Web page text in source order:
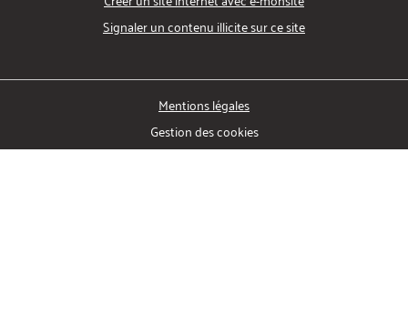
Signaler un contenu illicite sur ce site
Mentions légales
Gestion des cookies